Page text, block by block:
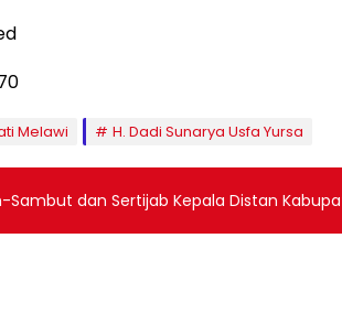
Melawi H. Dadi Sunarya Usfa Yursa
Sambut dan Sertijab Kepala Distan